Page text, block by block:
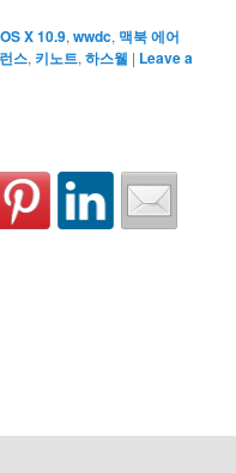
OS X 10.9,wwdc, 맥북 에어
스, 키노트,하스웰 | Leave a